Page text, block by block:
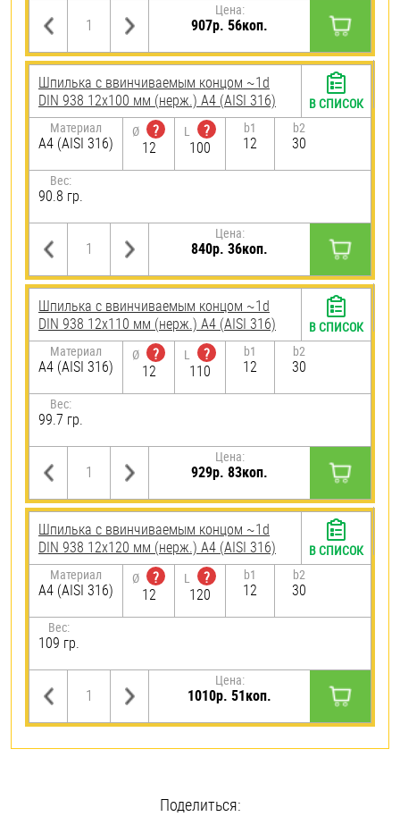
Цена:
907р. 56коп.
Шпилька c ввинчиваемым концом ~1d
DIN 938 12х100 мм (нерж.) A4 (AISI 316)
Материал
A4 (AISI 316)
Ø
?
12
L
?
100
b1
12
b2
30
Вес:
90.8 гр.
Цена:
840р. 36коп.
В СПИСОК
Шпилька c ввинчиваемым концом ~1d
DIN 938 12х110 мм (нерж.) A4 (AISI 316)
Материал
A4 (AISI 316)
Ø
?
12
L
?
110
b1
12
b2
30
Вес:
99.7 гр.
Цена:
929р. 83коп.
В СПИСОК
Шпилька c ввинчиваемым концом ~1d
DIN 938 12х120 мм (нерж.) A4 (AISI 316)
Материал
A4 (AISI 316)
Ø
?
12
L
?
120
b1
12
b2
30
Вес:
109 гр.
Цена:
1010р. 51коп.
В СПИСОК
Поделиться: